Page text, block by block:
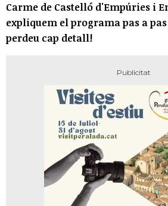
Carme de Castelló d'Empúries i
expliquem el programa pas a
perdeu cap detall!